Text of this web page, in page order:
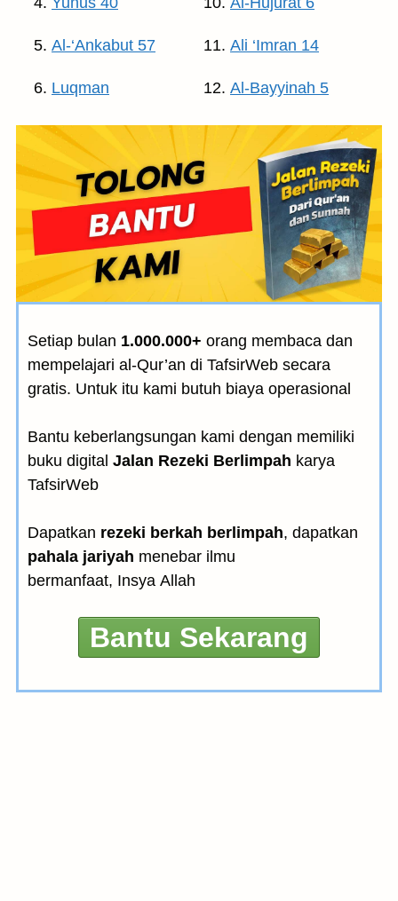
Al-‘Ankabut 57
Luqman
Ali ‘Imran 14
Al-Bayyinah 5
Setiap bulan 1.000.000+ orang membaca dan
mempelajari al-Qur’an di TafsirWeb secara
gratis. Untuk itu kami butuh biaya operasional
Bantu keberlangsungan kami dengan memiliki
buku digital Jalan Rezeki Berlimpah karya
TafsirWeb
Dapatkan rezeki berkah berlimpah, dapatkan
pahala jariyah menebar ilmu
bermanfaat, Insya Allah
Bantu Sekarang